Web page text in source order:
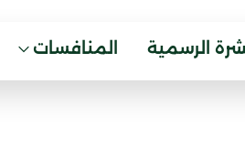
الرسمية المنافسات